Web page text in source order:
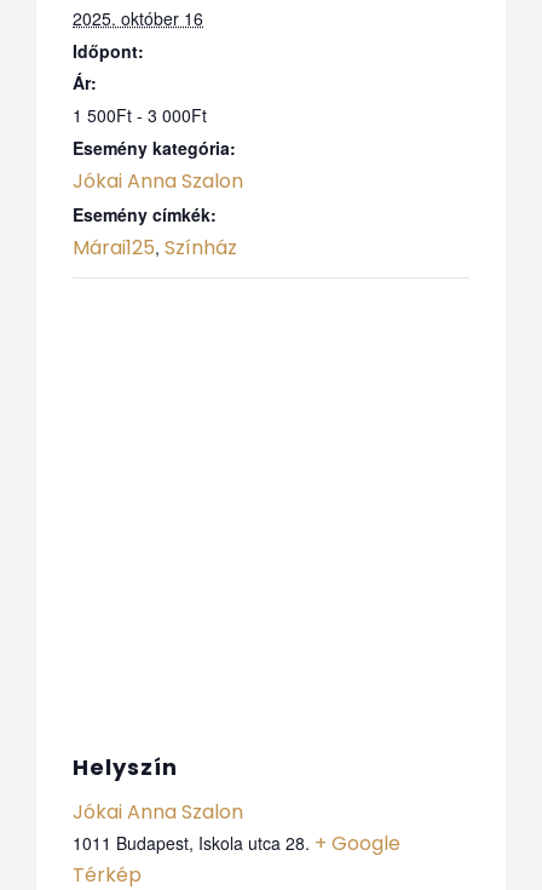
2025. október 16
Időpont:
Ár:
1 500Ft - 3 000Ft
Esemény kategória:
Jókai Anna Szalon
Esemény címkék:
Márai125, Színház
Helyszín
Jókai Anna Szalon
1011 Budapest, Iskola utca 28. + Google
Térkép